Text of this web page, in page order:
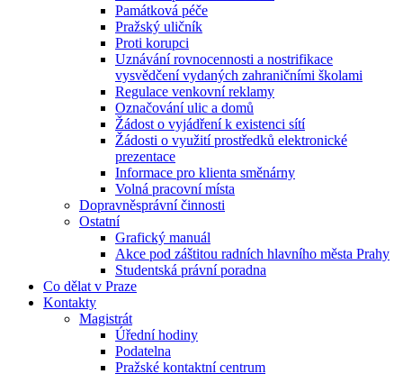
Památková péče
Pražský uličník
Proti korupci
Uznávání rovnocennosti a nostrifikace
vysvědčení vydaných zahraničními školami
Regulace venkovní reklamy
Označování ulic a domů
Žádost o vyjádření k existenci sítí
Žádosti o využití prostředků elektronické
prezentace
Informace pro klienta směnárny
Volná pracovní místa
Dopravněsprávní činnosti
Ostatní
Grafický manuál
Akce pod záštitou radních hlavního města Prahy
Studentská právní poradna
Co dělat v Praze
Kontakty
Magistrát
Úřední hodiny
Podatelna
Pražské kontaktní centrum